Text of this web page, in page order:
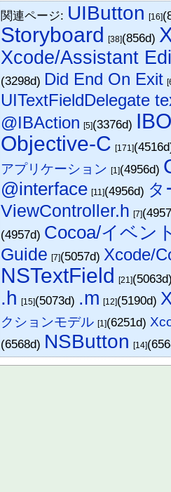
関連ページ: UIButton [16]
Storyboard [38](856d)
Xcode/Assistant
(3298d) Did End On Exit
UITextFieldDelegate
@IBAction [5](3376d)
Objective-C [171]
アプリケーション [1](4956d)
@interface [11](4956d) タ
ViewController.h [7]
(4957d) Cocoa/イベン
Guide [7](5057d)Xcode/
NSTextField [21]
.h [15](5073d) .m [12](5190d)
クションモデル [1](6251d)
(6568d) NSButton [14]